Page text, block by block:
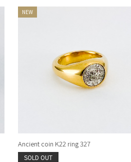
Ancient coin K22 ring 327
SOLD OUT